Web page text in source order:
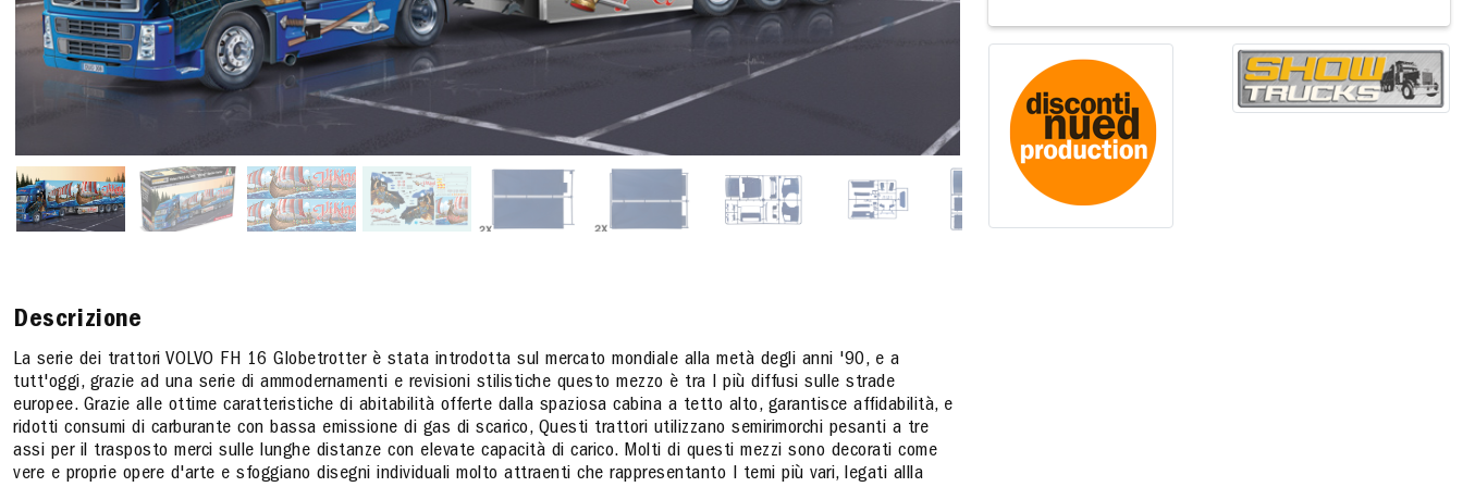
Descrizione
La serie dei trattori VOLVO FH 16 Globetrotter è stata introdotta sul mercato mondiale alla metà degli anni '90, e a
tutt'oggi, grazie ad una serie di ammodernamenti e revisioni stilistiche questo mezzo è tra I più diffusi sulle strade
europee. Grazie alle ottime caratteristiche di abitabilità offerte dalla spaziosa cabina a tetto alto, garantisce affidabilità, e
ridotti consumi di carburante con bassa emissione di gas di scarico, Questi trattori utilizzano semirimorchi pesanti a tre
assi per il trasposto merci sulle lunghe distanze con elevate capacità di carico. Molti di questi mezzi sono decorati come
vere e proprie opere d'arte e sfoggiano disegni individuali molto attraenti che rappresentanto I temi più vari, legati allla